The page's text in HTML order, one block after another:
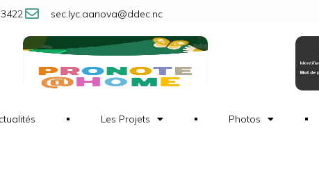
sec.lyc.aanova@ddec.nc
Les Projets Photos